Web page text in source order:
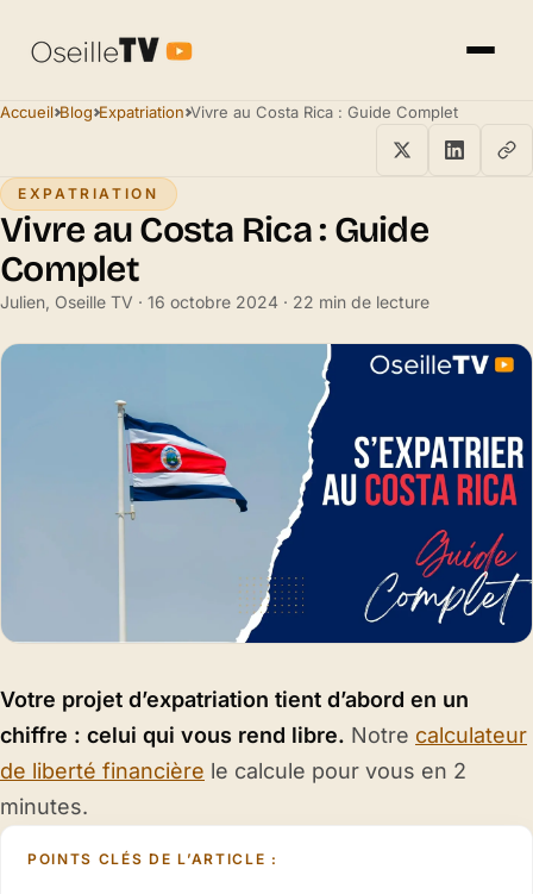
Accueil Blog Expatriation Vivre au Costa Rica : Guide Complet
EXPATRIATION
Vivre au Costa Rica : Guide
Complet
Julien, Oseille TV · 16 octobre 2024 · 22 min de lecture
Votre projet d’expatriation tient d’abord en un
chiffre : celui qui vous rend libre. Notre calculateur
de liberté financière le calcule pour vous en 2
minutes.
POINTS CLÉS DE L’ARTICLE :